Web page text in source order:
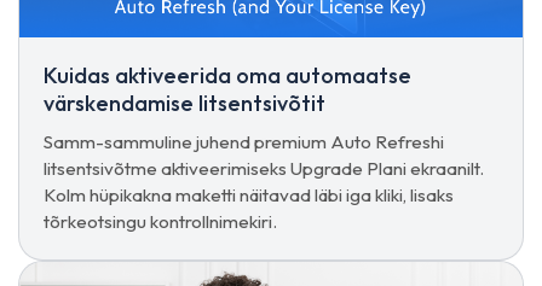
Kuidas aktiveerida oma automaatse
värskendamise litsentsivõtit
Samm-sammuline juhend premium Auto Refreshi
litsentsivõtme aktiveerimiseks Upgrade Plani ekraanilt.
Kolm hüpikakna maketti näitavad läbi iga kliki, lisaks
tõrkeotsingu kontrollnimekiri.